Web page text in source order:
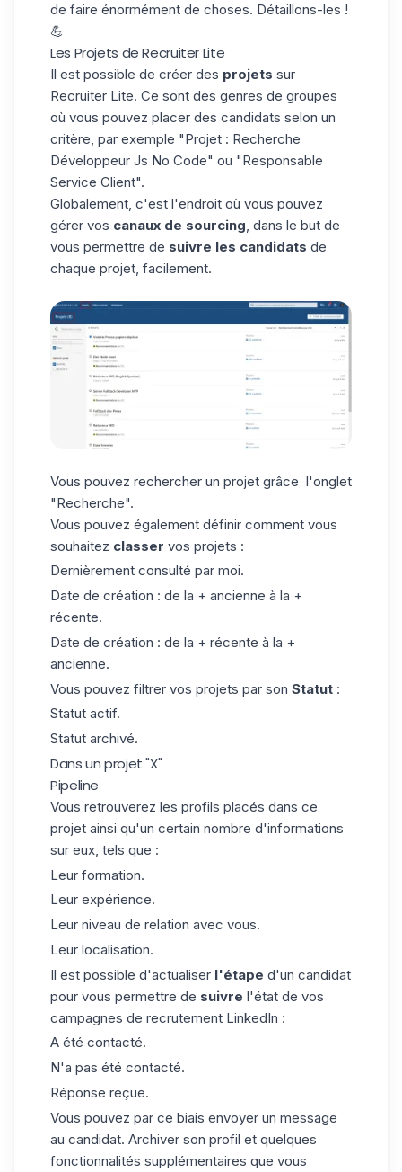
de faire énormément de choses. Détaillons-les !
💪
Les Projets de Recruiter Lite
Il est possible de créer des projets sur
Recruiter Lite. Ce sont des genres de groupes
où vous pouvez placer des candidats selon un
critère, par exemple "Projet : Recherche
Développeur Js No Code" ou "Responsable
Service Client".
Globalement, c'est l'endroit où vous pouvez
gérer vos canaux de sourcing, dans le but de
vous permettre de suivre les candidats de
chaque projet, facilement.
Vous pouvez rechercher un projet grâce l'onglet
"Recherche".
Vous pouvez également définir comment vous
souhaitez classer vos projets :
Dernièrement consulté par moi.
Date de création : de la + ancienne à la +
récente.
Date de création : de la + récente à la +
ancienne.
Vous pouvez filtrer vos projets par son Statut :
Statut actif.
Statut archivé.
Dans un projet "X"
Pipeline
Vous retrouverez les profils placés dans ce
projet ainsi qu'un certain nombre d'informations
sur eux, tels que :
Leur formation.
Leur expérience.
Leur niveau de relation avec vous.
Leur localisation.
Il est possible d'actualiser l'étape d'un candidat
pour vous permettre de suivre l'état de vos
campagnes de recrutement LinkedIn :
A été contacté.
N'a pas été contacté.
Réponse reçue.
Vous pouvez par ce biais envoyer un message
au candidat. Archiver son profil et quelques
fonctionnalités supplémentaires que vous